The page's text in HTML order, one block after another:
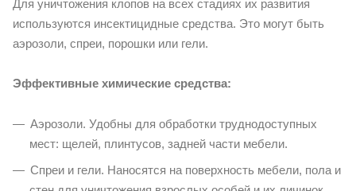
Для уничтожения клопов на всех стадиях их развития
используются инсектицидные средства. Это могут быть
аэрозоли, спреи, порошки или гели.
Эффективные химические средства:
Аэрозоли. Удобны для обработки труднодоступных
мест: щелей, плинтусов, задней части мебели.
Спреи и гели. Наносятся на поверхность мебели, пола и